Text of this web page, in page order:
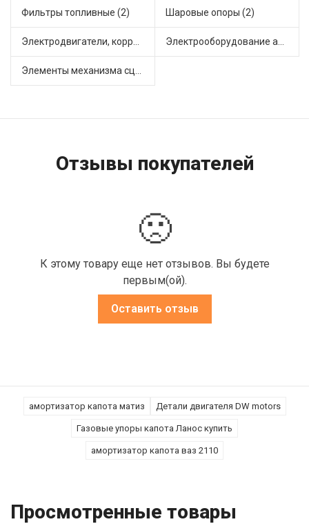
Фильтры топливные (2) Шаровые опоры (2)
Отзывы покупателей
🙁
К этому товару еще нет отзывов. Вы будете
первым(ой).
Оставить отзыв
амортизатор капота матиз Детали двигателя DW motors
Газовые упоры капота Ланос купить
амортизатор капота ваз 2110
Просмотренные товары